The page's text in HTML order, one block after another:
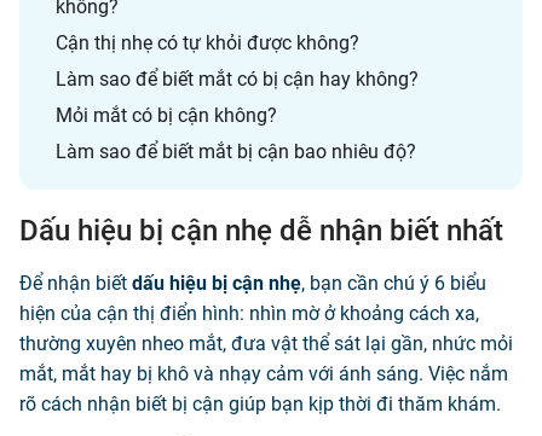
không?
Cận thị nhẹ có tự khỏi được không?
Làm sao để biết mắt có bị cận hay không?
Mỏi mắt có bị cận không?
Làm sao để biết mắt bị cận bao nhiêu độ?
Dấu hiệu bị cận nhẹ dễ nhận biết nhất
Để nhận biết dấu hiệu bị cận nhẹ, bạn cần chú ý 6 biểu
hiện của cận thị điển hình: nhìn mờ ở khoảng cách xa,
thường xuyên nheo mắt, đưa vật thể sát lại gần, nhức mỏi
mắt, mắt hay bị khô và nhạy cảm với ánh sáng. Việc nắm
rõ cách nhận biết bị cận giúp bạn kịp thời đi thăm khám.